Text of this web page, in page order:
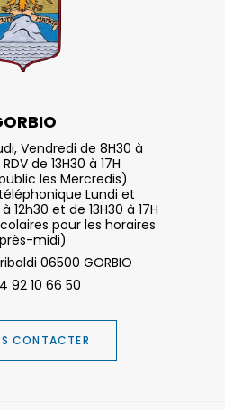
Vendredi de 8H30 à
de 13H30 à 17H
les Mercredis)
Lundi et
12h30 et de 13H30 à 17H
pour les horaires
midi)
06500 GORBIO
92 10 66 50
CONTACTER